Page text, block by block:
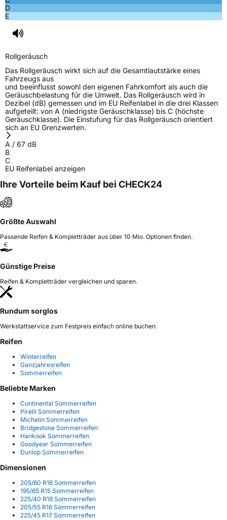
D
E
Rollgeräusch
Das Rollgeräusch wirkt sich auf die Gesamtlautstärke eines
Fahrzeugs aus
und beeinflusst sowohl den eigenen Fahrkomfort als auch die
Geräuschbelastung für die Umwelt. Das Rollgeräusch wird in
Dezibel (dB) gemessen und im EU Reifenlabel in die drei Klassen
aufgeteilt: von A (niedrigste Geräuschklasse) bis C (höchste
Geräuschklasse). Die Einstufung für das Rollgeräusch orientiert
sich an EU Grenzwerten.
A / 67 dB
B
C
EU Reifenlabel anzeigen
Ihre Vorteile beim Kauf bei CHECK24
Größte Auswahl
Passende Reifen & Kompletträder aus über 10 Mio. Optionen finden.
Günstige Preise
Reifen & Kompletträder vergleichen und sparen.
Rundum sorglos
Werkstattservice zum Festpreis einfach online buchen.
Reifen
Winterreifen
Ganzjahresreifen
Sommerreifen
Beliebte Marken
Continental Sommerreifen
Pirelli Sommerreifen
Michelin Sommerreifen
Bridgestone Sommerreifen
Hankook Sommerreifen
Goodyear Sommerreifen
Dunlop Sommerreifen
Dimensionen
205/60 R16 Sommerreifen
195/65 R15 Sommerreifen
225/40 R18 Sommerreifen
205/55 R16 Sommerreifen
225/45 R17 Sommerreifen